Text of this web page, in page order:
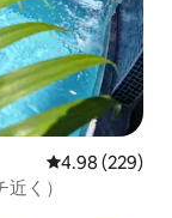
レビュー229
4.98 (229)
く）